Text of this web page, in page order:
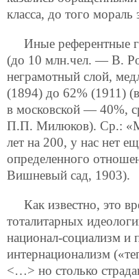
класса, до того
Иные референтные
(до 10 млн.чел. — В.
неграмотный слой,
(1894) до 62% (1911)
в московской — 40%,
П.П. Милюков). Ср.:
лет на 200, у нас нет
определенного
Вишневый сад, 1903).
Как известно, это
тоталитарных
национал-социализм и
интернационализм
<…> но столько